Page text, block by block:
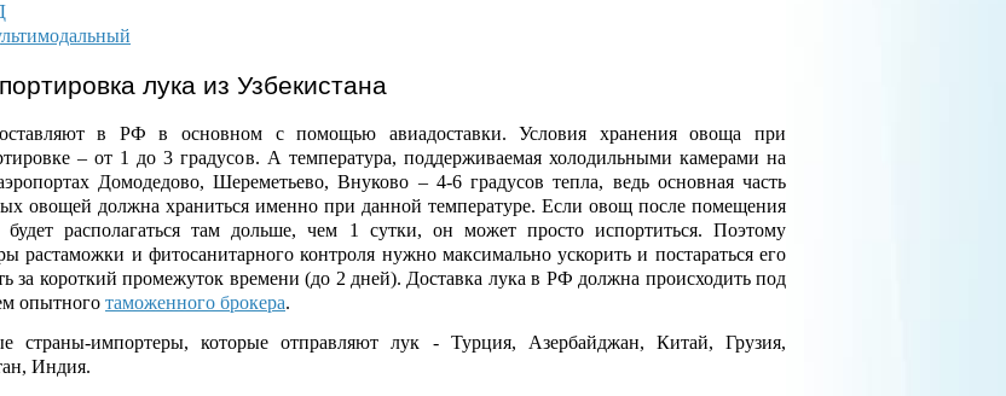
лука из Узбекистана
в РФ в основном с помощью авиадоставки. Условия хранения овоща при
– от 1 до 3 градусов. А температура, поддерживаемая холодильными камерами на
Домодедово, Шереметьево, Внуково – 4-6 градусов тепла, ведь основная часть
овощей должна храниться именно при данной температуре. Если овощ после помещения
располагаться там дольше, чем 1 сутки, он может просто испортиться. Поэтому
растаможки и фитосанитарного контроля нужно максимально ускорить и постараться его
за короткий промежуток времени (до 2 дней). Доставка лука в РФ должна происходить под
опытного таможенного брокера.
страны-импортеры, которые отправляют лук - Турция, Азербайджан, Китай, Грузия,
Индия.